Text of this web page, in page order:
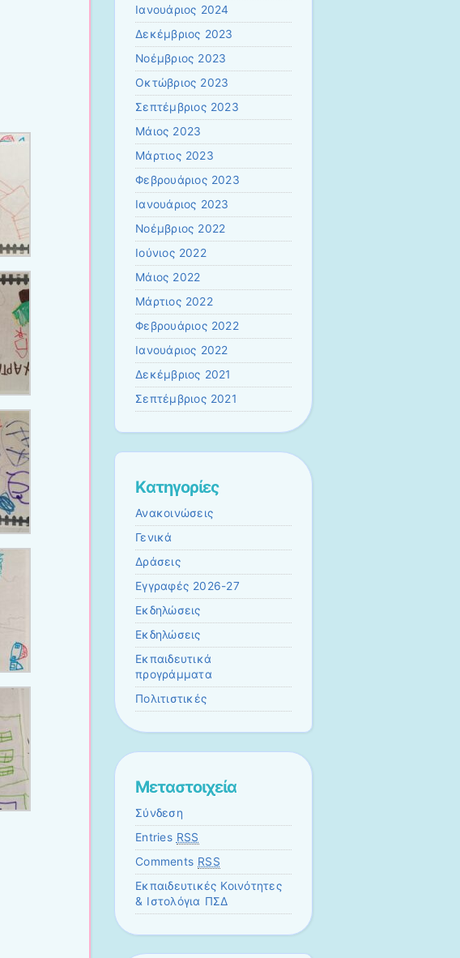
Ιανουάριος 2024
Δεκέμβριος 2023
Νοέμβριος 2023
Οκτώβριος 2023
Σεπτέμβριος 2023
Μάιος 2023
Μάρτιος 2023
Φεβρουάριος 2023
Ιανουάριος 2023
Νοέμβριος 2022
Ιούνιος 2022
Μάιος 2022
Μάρτιος 2022
Φεβρουάριος 2022
Ιανουάριος 2022
Δεκέμβριος 2021
Σεπτέμβριος 2021
Kατηγορίες
Ανακοινώσεις
Γενικά
Δράσεις
Εγγραφές 2026-27
Εκδηλώσεις
Εκδηλώσεις
Εκπαιδευτικά
προγράμματα
Πολιτιστικές
Μεταστοιχεία
Σύνδεση
Entries RSS
Comments RSS
Εκπαιδευτικές Κοινότητες
& Ιστολόγια ΠΣΔ